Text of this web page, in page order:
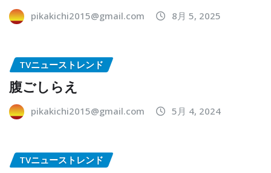
pikakichi2015@gmail.com 8月 5, 2025
TVニューストレンド
腹ごしらえ
pikakichi2015@gmail.com 5月 4, 2024
TVニューストレンド